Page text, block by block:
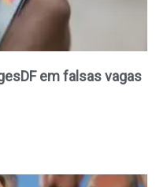
em falsas vagas